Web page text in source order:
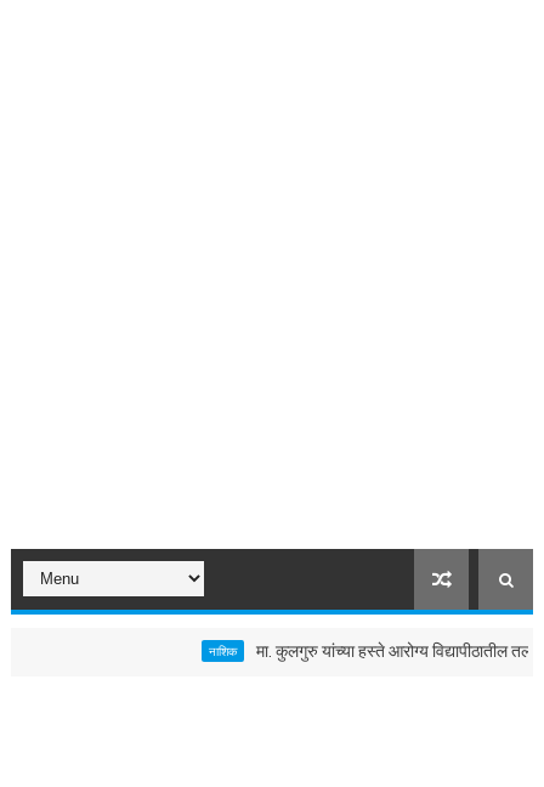
मा. कुलगुरु यांच्या हस्ते आरोग्य विद्यापीठातील तलावाचे